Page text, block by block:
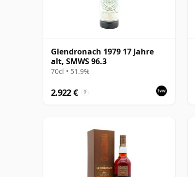
Glendronach 1979 17 Jahre
alt, SMWS 96.3
70cl • 51.9%
2.922 € ?